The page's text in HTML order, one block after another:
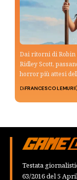
Dai ritorni di Robin
Ridley Scott,
horror più attesi
DiFRANCESCO LEMURI
Testata
63/2016 del 5